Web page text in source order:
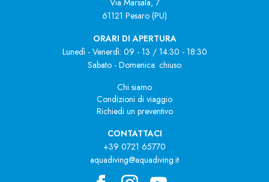
61121 Pesaro (PU)
ORARI DI APERTURA
Lunedì - Venerdì: 09 - 13 / 14:30 - 18:30
Sabato - Domenica: chiuso
Chi siamo
Condizioni di viaggio
Richiedi un preventivo
CONTATTACI
+39 0721 65770
aquadiving@aquadiving.it